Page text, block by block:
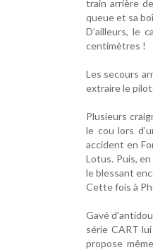
train arrière
queue et sa
D’ailleurs, le
centimètres !
Les secours
extraire le
Plusieurs
le cou lors
accident en
Lotus. Puis,
le blessant
Cette fois à
Gavé
série CART
propose